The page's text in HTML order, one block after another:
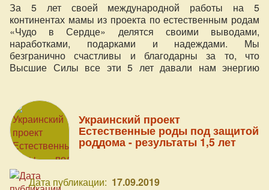
За 5 лет своей международной работы на 5
континентах мамы из проекта по естественным родам
«Чудо в Сердце» делятся своими выводами,
наработками, подарками и надеждами. Мы
безгранично счастливы и благодарны за то, что
Высшие Силы все эти 5 лет давали нам энергию
любовью к ним. Опыт глубокого погружения в тему
зачатия, беременности, родов и материнства с
помощью нашей социальной деятельности позволил
нам сформулировать 5 выводов о родах, которыми мы
с удовольствием делимся теперь с вами в нашем
специальном, приуроченном к нашему юбилею, видео.
Украинский проект
Естественные роды под защитой
роддома - результаты 1,5 лет
Дата публикации: 17.09.2019